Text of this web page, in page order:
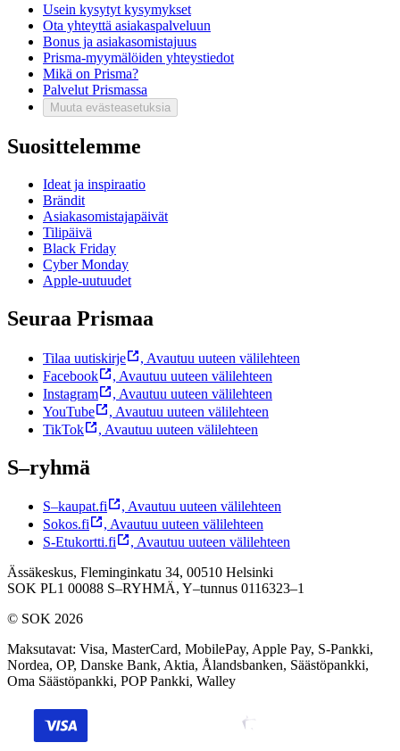
Usein kysytyt kysymykset
Ota yhteyttä asiakaspalveluun
Bonus ja asiakasomistajuus
Prisma-myymälöiden yhteystiedot
Mikä on Prisma?
Palvelut Prismassa
Muuta evästeasetuksia
Suosittelemme
Ideat ja inspiraatio
Brändit
Asiakasomistajapäivät
Tilipäivä
Black Friday
Cyber Monday
Apple-uutuudet
Seuraa Prismaa
Tilaa uutiskirje , Avautuu uuteen välilehteen
Facebook
, Avautuu uuteen välilehteen
Instagram
, Avautuu uuteen välilehteen
YouTube
, Avautuu uuteen välilehteen
TikTok
, Avautuu uuteen välilehteen
S–ryhmä
S–kaupat.fi , Avautuu uuteen välilehteen
Sokos.fi
, Avautuu uuteen välilehteen
S-Etukortti.fi
, Avautuu uuteen välilehteen
Ässäkeskus, Fleminginkatu 34, 00510 Helsinki
SOK PL1 00088 S–RYHMÄ, Y–tunnus 0116323–1
© SOK 2026
Maksutavat: Visa, MasterCard, MobilePay, Apple Pay, S-Pankki,
Nordea, OP, Danske Bank, Aktia, Ålandsbanken, Säästöpankki,
Oma Säästöpankki, POP Pankki, Walley